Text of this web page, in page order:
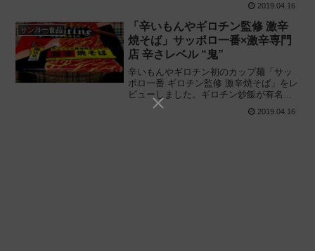
さわしい淡麗塩ラーメンを実際に食べて
みた感想に基づき評価します。
2019.04.16
サンヨー食品
「辛いもんやギロチン監修 激辛
焼そば」サッポロ一番×激辛専門
店 辛さレベル “鬼”
辛いもんやギロチン初のカップ麺「サッ
ポロ一番 ギロチン監修 激辛焼そば」をレ
ビューしました。ギロチン炒飯が有名な
激辛専門店 "辛いもんや ギロチン 大阪南
船場本店" 監修のカップ焼そばを実際に食
2019.04.16